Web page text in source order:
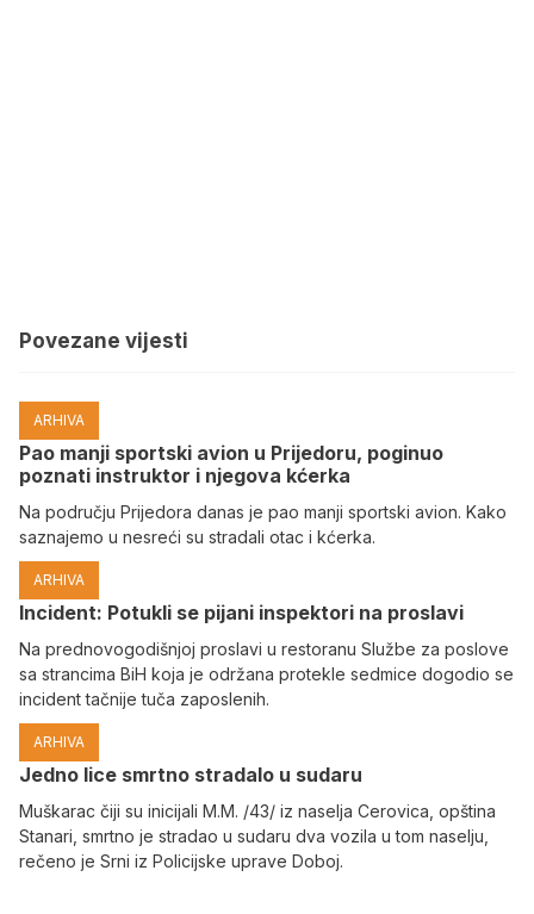
Povezane vijesti
ARHIVA
Pao manji sportski avion u Prijedoru, poginuo
poznati instruktor i njegova kćerka
Na području Prijedora danas je pao manji sportski avion. Kako
saznajemo u nesreći su stradali otac i kćerka.
ARHIVA
Incident: Potukli se pijani inspektori na proslavi
Na prednovogodišnjoj proslavi u restoranu Službe za poslove
sa strancima BiH koja je održana protekle sedmice dogodio se
incident tačnije tuča zaposlenih.
ARHIVA
Јedno lice smrtno stradalo u sudaru
Muškarac čiji su inicijali M.M. /43/ iz naselja Cerovica, opština
Stanari, smrtno je stradao u sudaru dva vozila u tom naselju,
rečeno je Srni iz Policijske uprave Doboj.